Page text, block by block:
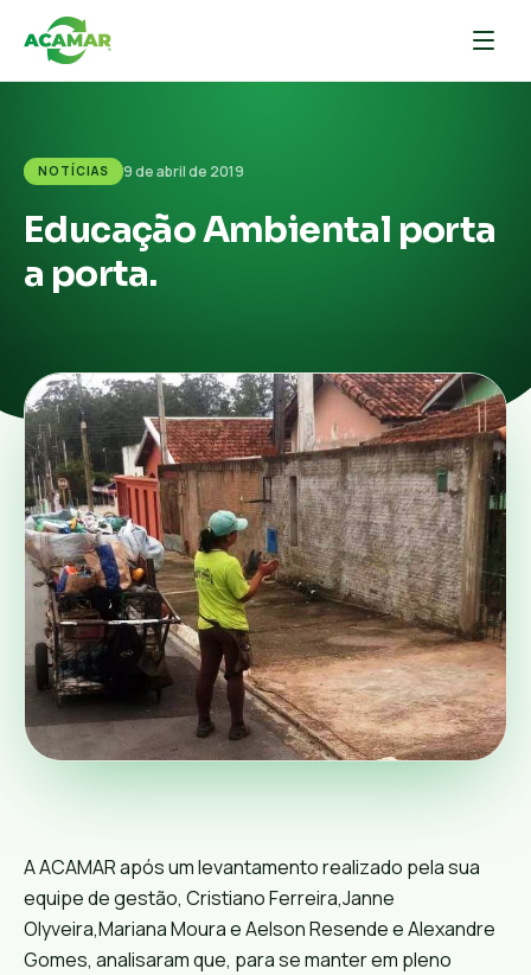
NOTÍCIAS 9 de abril de 2019
Educação Ambiental porta
a porta.
A ACAMAR após um levantamento realizado pela sua
equipe de gestão, Cristiano Ferreira,Janne
Olyveira,Mariana MouraeAelson ResendeeAlexandre
Gomes, analisaram que, para se manter em pleno